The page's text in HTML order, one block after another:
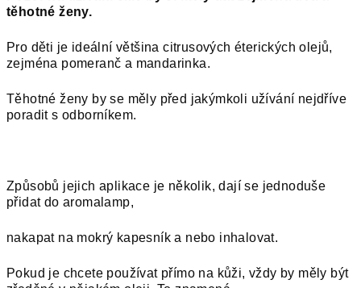
těhotné ženy.
Pro děti je ideální většina citrusových éterických olejů,
zejména pomeranč a mandarinka.
Těhotné ženy by se měly před jakýmkoli užívání nejdříve
poradit s odborníkem.
Způsobů jejich aplikace je několik, dají se jednoduše
přidat do aromalamp,
nakapat na mokrý kapesník a nebo inhalovat.
Pokud je chcete používat přímo na kůži, vždy by měly být